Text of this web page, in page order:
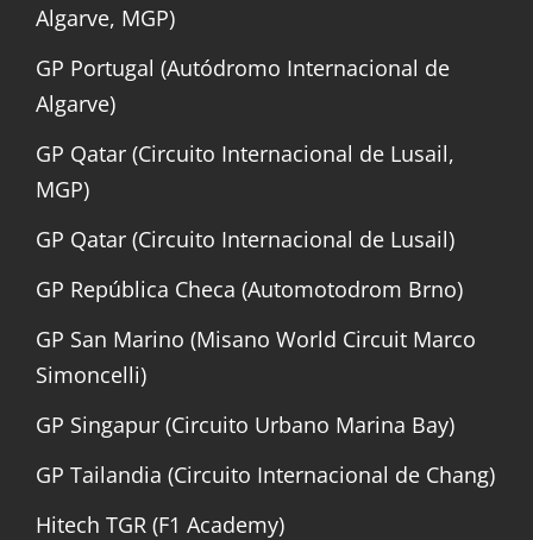
Algarve, MGP)
GP Portugal (Autódromo Internacional de
Algarve)
GP Qatar (Circuito Internacional de Lusail,
MGP)
GP Qatar (Circuito Internacional de Lusail)
GP República Checa (Automotodrom Brno)
GP San Marino (Misano World Circuit Marco
Simoncelli)
GP Singapur (Circuito Urbano Marina Bay)
GP Tailandia (Circuito Internacional de Chang)
Hitech TGR (F1 Academy)